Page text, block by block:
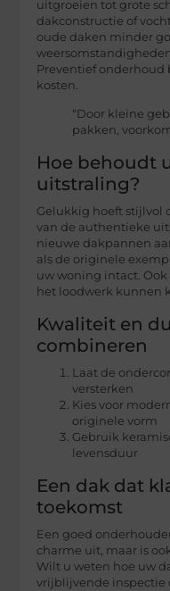
uitgroeien tot grote
dakconstructie of
oude daken minder
Preventief onderhoud
kosten.
“Door kleine
pakken,
Hoe behoudt
uitstraling?
Gelukkig hoeft stijlvol
van de authentieke
nieuwe dakpannen
als de originele
uw woning intact.
het loodwerk kunnen
Kwaliteit en
combineren
Laat de
versterken
Kies voor
originele vorm
Gebruik
levensduur
Een dak dat
toekomst
Een goed
charme uit, maar is
Wilt u weten hoe uw
vrijblijvende inspectie